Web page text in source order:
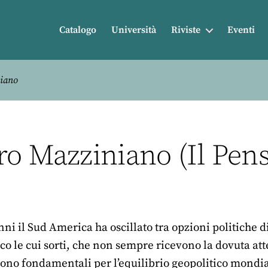
Catalogo Università Riviste Eventi
Mazziniano (Il
il Sud America ha oscillato tra opzioni politiche
le cui sorti, che non sempre ricevono la dovuta
fondamentali per l’equilibrio geopolitico